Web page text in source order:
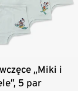
„Miki i
5 par